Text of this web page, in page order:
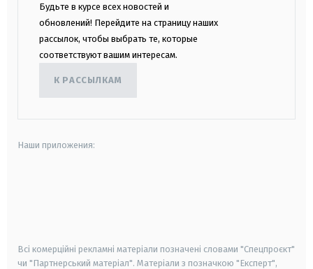
Будьте в курсе всех новостей и
обновлений! Перейдите на страницу наших
рассылок, чтобы выбрать те, которые
соответствуют вашим интересам.
К РАССЫЛКАМ
Наши приложения:
Всі комерційні рекламні матеріали позначені словами "Спецпроєкт"
чи "Партнерський матеріал". Матеріали з позначкою "Експерт",